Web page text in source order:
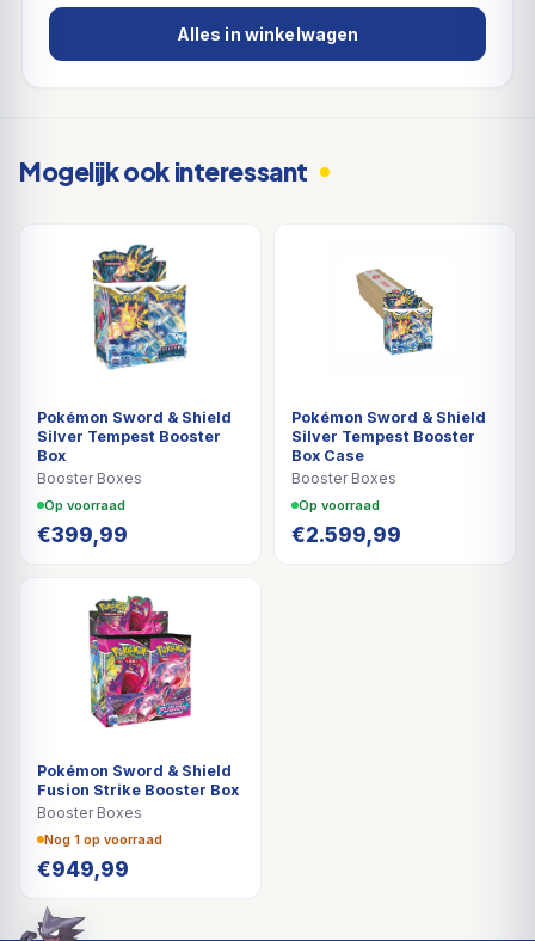
Alles in winkelwagen
Mogelijk ook interessant
Pokémon Sword & Shield
Silver Tempest Booster
Box
Booster Boxes
Op voorraad
€399,99
Pokémon Sword & Shield
Silver Tempest Booster
Box Case
Booster Boxes
Op voorraad
€2.599,99
Pokémon Sword & Shield
Fusion Strike Booster Box
Booster Boxes
Nog 1 op voorraad
€949,99